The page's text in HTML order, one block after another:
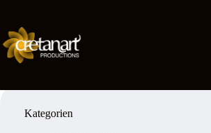
springen
Kategorien